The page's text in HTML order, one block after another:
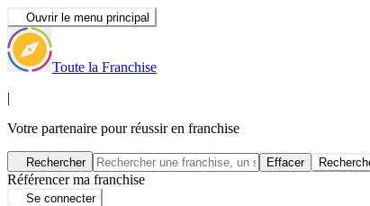
Ouvrir le menu principal
Toute la Franchise
|
Votre partenaire pour réussir en franchise
Rechercher Effacer
Référencer ma franchise
Se connecter